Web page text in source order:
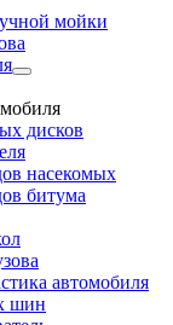
мойки
дисков
насекомых
битума
автомобиля
шин